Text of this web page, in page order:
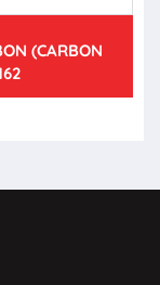
(CARBON